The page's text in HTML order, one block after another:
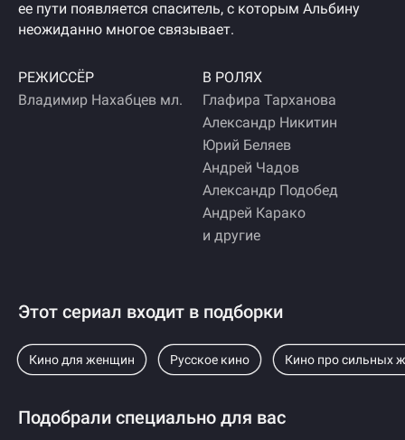
ее пути появляется спаситель, с которым Альбину
неожиданно многое связывает.
РЕЖИССЁР
Владимир Нахабцев мл.
В РОЛЯХ
Глафира Тарханова
Александр Никитин
Юрий Беляев
Андрей Чадов
Александр Подобед
Андрей Карако
и другие
Этот сериал входит в подборки
Кино для женщин Русское кино Кино про сильных
Подобрали специально для вас